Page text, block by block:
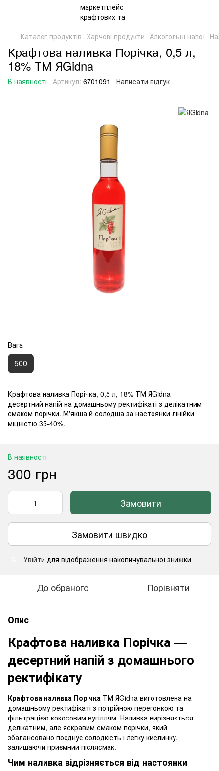
Каталог продуктів Харчові продукти Алкогольні напої
Крафтова наливка Порічка, 0,5 л,
18% ТМ ЯGidna
В наявності Артикул: 6701091 Написати відгук
Вага
500
Крафтова наливка Порічка, 0,5 л, 18% ТМ ЯGidna —
десертний напій на домашньому ректифікаті з делікатним
смаком порічки. М'якша й солодша за настоянки лінійки
міцністю 35-40%.
В наявності
300 грн
Замовити
Замовити швидко
Увійти для відображення накопичувальної знижки
До обраного Порівняти
Опис
Крафтова наливка Порічка —
десертний напій з домашнього
ректифікату
Крафтова наливка Порічка ТМ ЯGidna виготовлена на
домашньому ректифікаті з потрійною перегонкою та
фільтрацією кокосовим вугіллям. Наливка вирізняється
делікатним, але яскравим смаком порічки, який
збалансовано поєднує солодкість і легку кислинку,
залишаючи приємний післясмак.
Чим наливка відрізняється від настоянки